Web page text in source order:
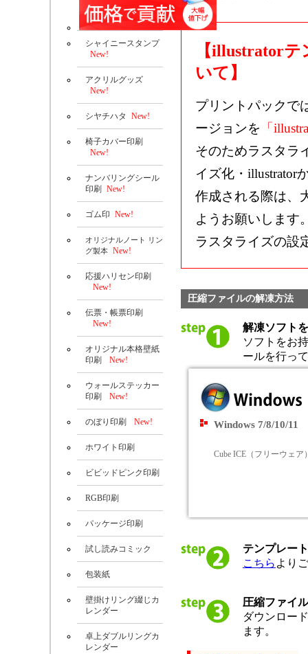
【illustrator
いて】
プリントパックで
ージョンを 「
そのためラスタラ
イズ化・illustrator
作成される際は、
ようお願いします
ラスタライズの
圧縮ファイルの解凍方法
解凍ソフト
ソフトをお
ールを行っ
Windows 7/8/10/11
Cube ICE（フリーウェア
テンプレー
こちら より
圧縮ファイ
ダウンロー
ます。
シャイニースタンプ
New!
アクリルグッズ
New!
シヤチハタ New!
椅子カバー印刷
New!
ナンバリングシール
印刷 New!
ゴム印 New!
オリジナルノート リン
グ製本 New!
応援ハリセン印刷
New!
伝票・帳票印刷
New!
オリジナル本格壁紙
印刷
New!
ウォールステッカー
印刷
New!
のぼり印刷 New!
ホワイト印刷
ビビッドピンク印刷
RGB印刷
パッケージ印刷
試し読みコミック
包装紙
壁掛けリング綴じカ
レンダー
卓上ダブルリングカ
レンダー